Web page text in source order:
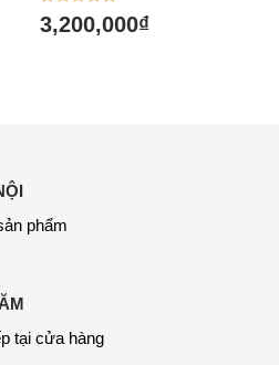
Được xếp
hạng
3,200,000₫
phẩm
tại cửa hàng